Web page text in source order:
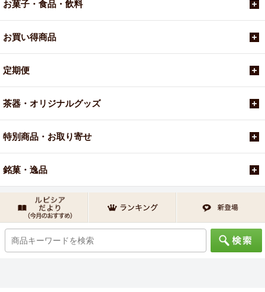
お菓子・食品・飲料
お買い得商品
定期便
茶器・オリジナルグッズ
特別商品・お取り寄せ
銘菓・逸品